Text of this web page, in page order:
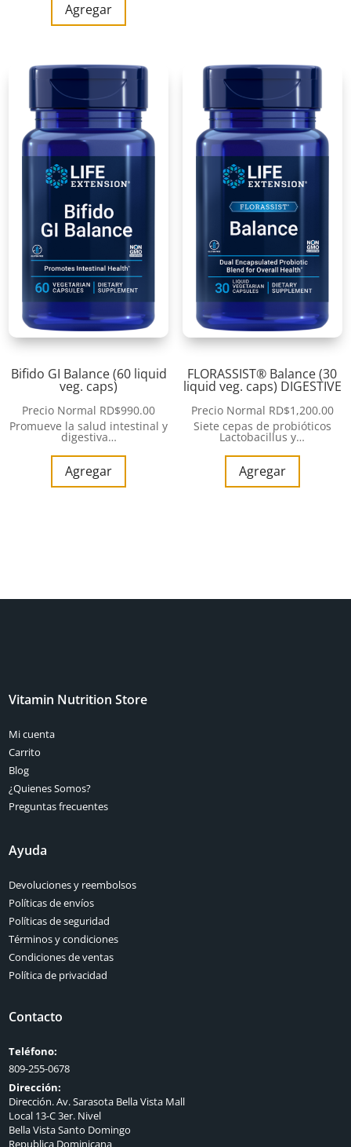
Agregar
Bifido GI Balance (60 liquid
veg. caps)
Precio Normal RD$990.00
Promueve la salud intestinal y
digestiva…
Agregar
FLORASSIST® Balance (30
liquid veg. caps) DIGESTIVE
Precio Normal RD$1,200.00
Siete cepas de probióticos
Lactobacillus y…
Agregar
Vitamin Nutrition Store
Mi cuenta
Carrito
Blog
¿Quienes Somos?
Preguntas frecuentes
Ayuda
Devoluciones y reembolsos
Políticas de envíos
Políticas de seguridad
Términos y condiciones
Condiciones de ventas
Política de privacidad
Contacto
Teléfono:
809-255-0678
Dirección:
Dirección. Av. Sarasota Bella Vista Mall
Local 13-C 3er. Nivel
Bella Vista Santo Domingo
Republica Dominicana